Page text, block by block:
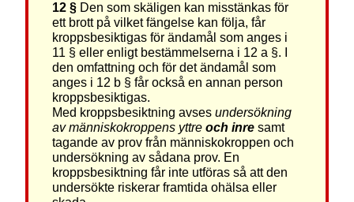
12 §Den som skäligen kan misstänkas för
ett brott på vilket fängelse kan följa, får
kroppsbesiktigas för ändamål som anges i
11 § eller enligt bestämmelserna i 12 a §. I
den omfattning och för det ändamål som
anges i 12 b § får också en annan person
kroppsbesiktigas.
Med kroppsbesiktning avses undersökning
av människokroppens yttre och inresamt
tagande av prov från människokroppen och
undersökning av sådana prov. En
kroppsbesiktning får inte utföras så att den
undersökte riskerar framtida ohälsa eller